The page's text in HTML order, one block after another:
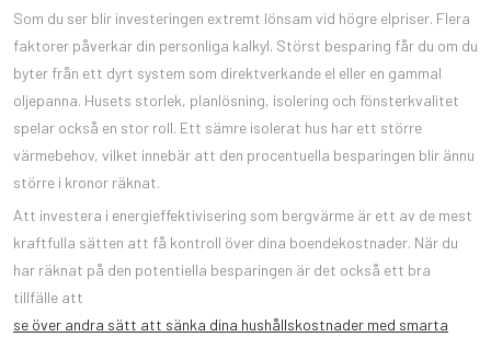
Som du ser blir investeringen extremt lönsam vid högre elpriser. Flera
faktorer påverkar din personliga kalkyl. Störst besparing får du om du
byter från ett dyrt system som direktverkande el eller en gammal
oljepanna. Husets storlek, planlösning, isolering och fönsterkvalitet
spelar också en stor roll. Ett sämre isolerat hus har ett större
värmebehov, vilket innebär att den procentuella besparingen blir ännu
större i kronor räknat.
Att investera i energieffektivisering som bergvärme är ett av de mest
kraftfulla sätten att få kontroll över dina boendekostnader. När du
har räknat på den potentiella besparingen är det också ett bra
tillfälle att
se över andra sätt att sänka dina hushållskostnader med smarta